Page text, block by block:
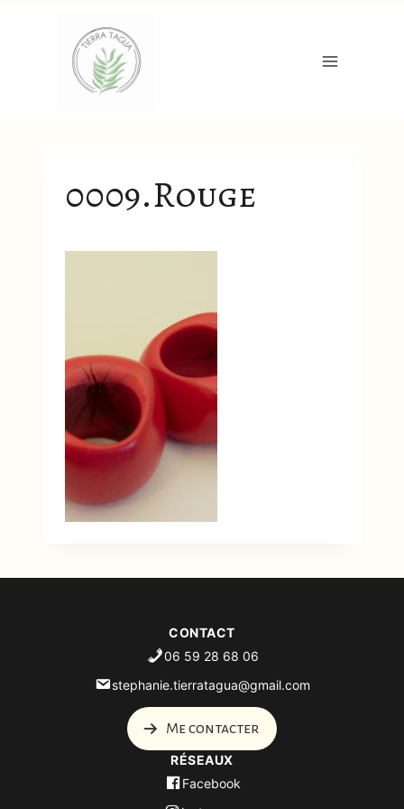
0009.Rouge
RÉSEAUX
Facebook
CONTACT
06 59 28 68 06
stephanie.tierratagua@gmail.com
Me contacter